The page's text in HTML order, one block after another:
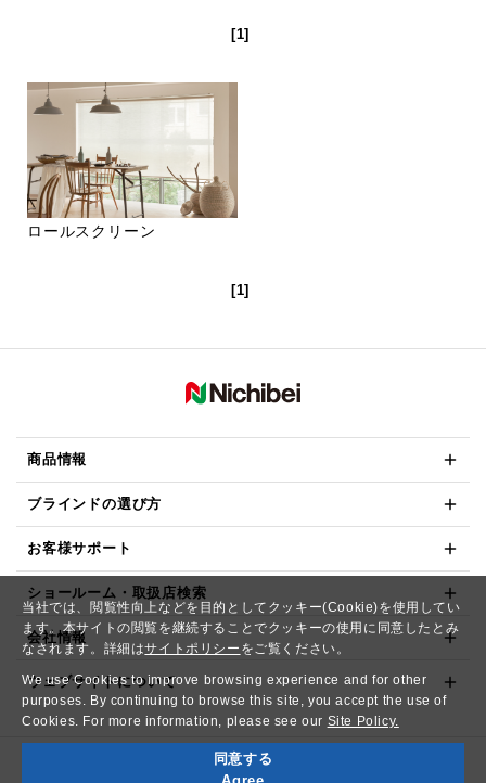
当社では、閲覧性向上などを目的としてクッキー(Cookie)を使用してい
ます。本サイトの閲覧を継続することでクッキーの使用に同意したとみ
なされます。詳細はサイトポリシー をご覧ください。
We use Cookies to improve browsing experience and for other
purposes. By continuing to browse this site, you accept the use of
Cookies. For more information, please see our Site Policy.
同意する
[1]
ロールスクリーン
[1]
商品情報
ブラインドの選び方
お客様サポート
ショールーム・取扱店検索
会社情報
ウェブサイトについて
Copyright© NICHIBEI CO.,LTD. All Rights Reserved.